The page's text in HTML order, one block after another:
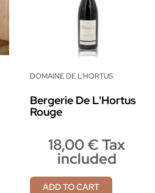
DOMAINE DE L'HORTUS
Bergerie De L'Hortus
Rouge
18,00 € Tax
included
ADD TO CART